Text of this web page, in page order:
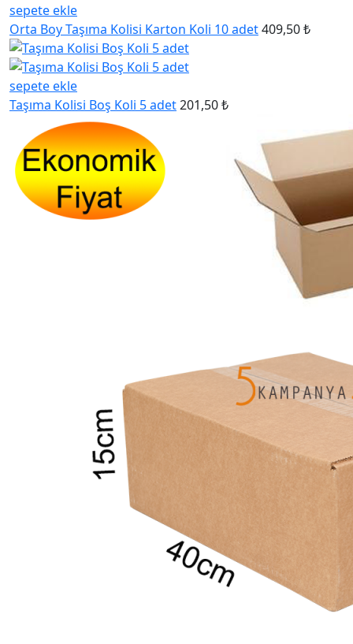
sepete ekle
Orta Boy Taşıma Kolisi Karton Koli 10 adet409,50 ₺
sepete ekle
Taşıma Kolisi Boş Koli 5 adet201,50 ₺